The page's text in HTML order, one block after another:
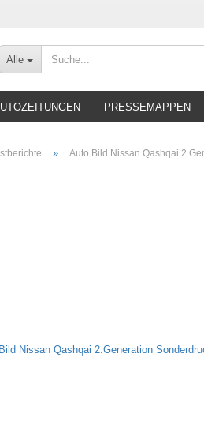
Alle
PRESSEMAPPEN
» Auto Bild Nissan Qashqai